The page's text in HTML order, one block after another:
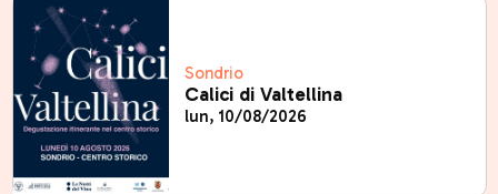
Sondrio
Calici di Valtellina
lun, 10/08/2026